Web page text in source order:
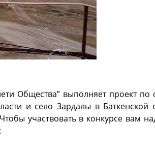
Общества” выполняет проект
и село Зардалы в
участвовать в конкурсе вам